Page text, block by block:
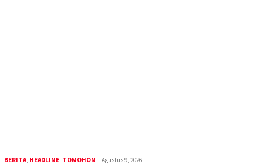
BERITA, HEADLINE, TOMOHON Agustus 9, 2026